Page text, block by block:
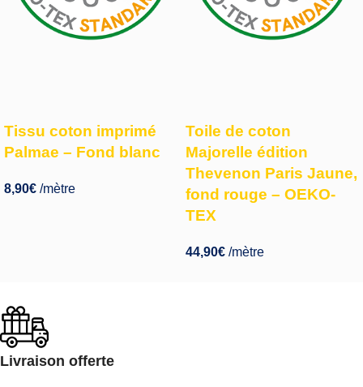
Tissu coton imprimé
Palmae – Fond blanc
8,90€ /mètre
Toile de coton
Majorelle édition
Thevenon Paris Jaune,
fond rouge – OEKO-
TEX
44,90€ /mètre
Livraison offerte